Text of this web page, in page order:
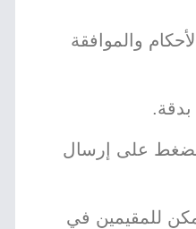
والموافقة
بدقة.
على إرسال
للمقيمين في